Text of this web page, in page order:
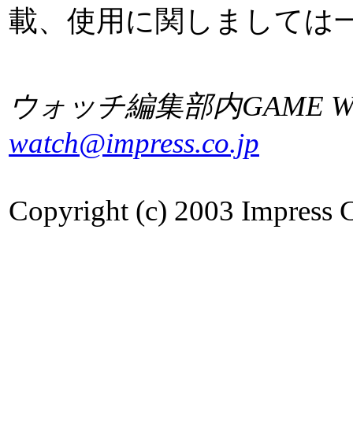
載、使用に関しましては
ウォッチ編集部内GAME
watch@impress.co.jp
Copyright (c) 2003 Impress